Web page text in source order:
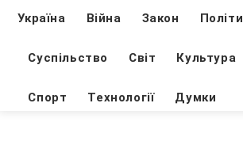
Україна Війна Закон
Суспільство Світ Культура
Спорт Технології Думки